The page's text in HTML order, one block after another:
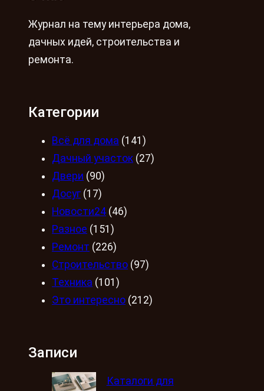
Журнал на тему интерьера дома,
дачных идей, строительства и
ремонта.
Категории
Всё для дома (141)
Дачный участок (27)
Двери (90)
Досуг (17)
Новости24 (46)
Разное (151)
Ремонт (226)
Строительство (97)
Техника (101)
Это интересно (212)
Записи
Каталоги для